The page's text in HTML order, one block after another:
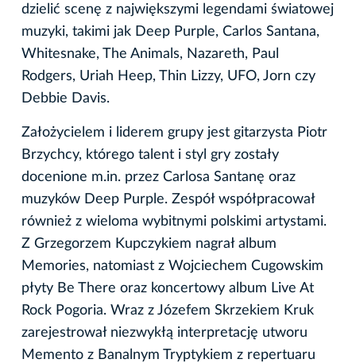
dzielić scenę z największymi legendami światowej
muzyki, takimi jak Deep Purple, Carlos Santana,
Whitesnake, The Animals, Nazareth, Paul
Rodgers, Uriah Heep, Thin Lizzy, UFO, Jorn czy
Debbie Davis.
Założycielem i liderem grupy jest gitarzysta Piotr
Brzychcy, którego talent i styl gry zostały
docenione m.in. przez Carlosa Santanę oraz
muzyków Deep Purple. Zespół współpracował
również z wieloma wybitnymi polskimi artystami.
Z Grzegorzem Kupczykiem nagrał album
Memories, natomiast z Wojciechem Cugowskim
płyty Be There oraz koncertowy album Live At
Rock Pogoria. Wraz z Józefem Skrzekiem Kruk
zarejestrował niezwykłą interpretację utworu
Memento z Banalnym Tryptykiem z repertuaru